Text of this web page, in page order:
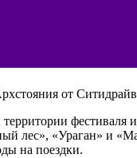
от
фестиваля
лес», «Ураган» и
на поездки.